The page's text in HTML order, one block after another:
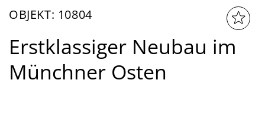
OBJEKT: 10804
Erstklassiger Neubau im
Münchner Osten